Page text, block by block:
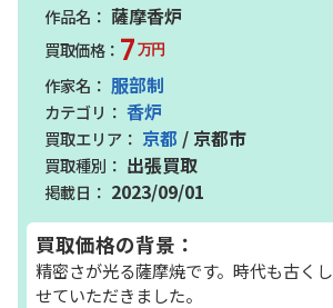
薩摩香炉
7万円
服部制
香炉
京都 / 京都市
出張買取
2023/09/01
買取価格の背景：
精密さが光る薩摩焼です。時代も古く
せていただきました。